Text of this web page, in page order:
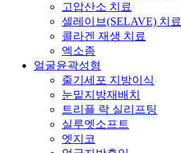
고압산소 치료
셀레이브(SELAVE) 치료
콜라겐 재생 치료
엑소좀
얼굴윤곽성형
줄기세포 지방이식
눈밑지방재배치
트리플 락 실리프팅
실루엣소프트
엣지코